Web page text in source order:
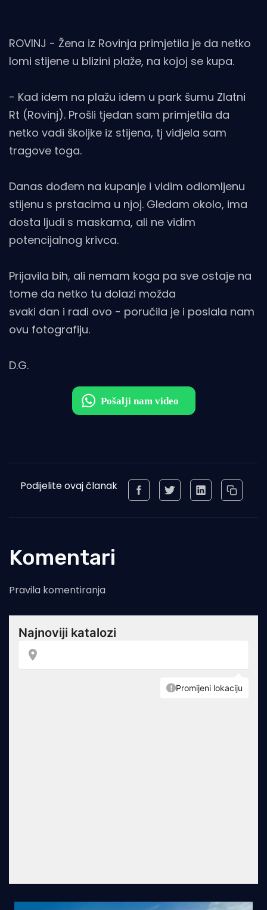
ROVINJ - Žena iz Rovinja primjetila je da netko
lomi stijene u blizini plaže, na kojoj se kupa.
- Kad idem na plažu idem u park šumu Zlatni
Rt (Rovinj). Prošli tjedan sam primjetila da
netko vadi školjke iz stijena, tj vidjela sam
tragove toga.
Danas dođem na kupanje i vidim odlomljenu
stijenu s prstacima u njoj. Gledam okolo, ima
dosta ljudi s maskama, ali ne vidim
potencijalnog krivca.
Prijavila bih, ali nemam koga pa sve ostaje na
tome da netko tu dolazi možda
svaki dan i radi ovo - poručila je i poslala nam
ovu fotografiju.
D.G.
Podijelite ovaj članak
Komentari
Pravila komentiranja